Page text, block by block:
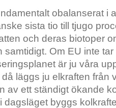
obalanserat i
sista tio till tjugo
och deras biotoper
samtidigt. Om EU inte
är ju våra
läggs ju elkraften från
av ett ständigt ökande
dagsläget byggs